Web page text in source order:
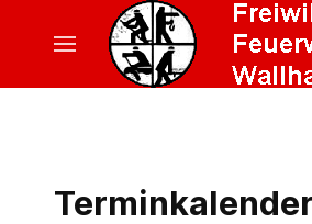
Terminkalender